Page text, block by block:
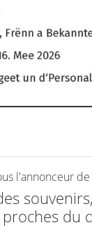
l'annonceur
proches du